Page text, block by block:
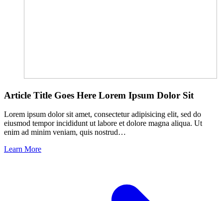
Article Title Goes Here Lorem Ipsum Dolor Sit
Lorem ipsum dolor sit amet, consectetur adipisicing elit, sed do
eiusmod tempor incididunt ut labore et dolore magna aliqua. Ut
enim ad minim veniam, quis nostrud…
Learn More